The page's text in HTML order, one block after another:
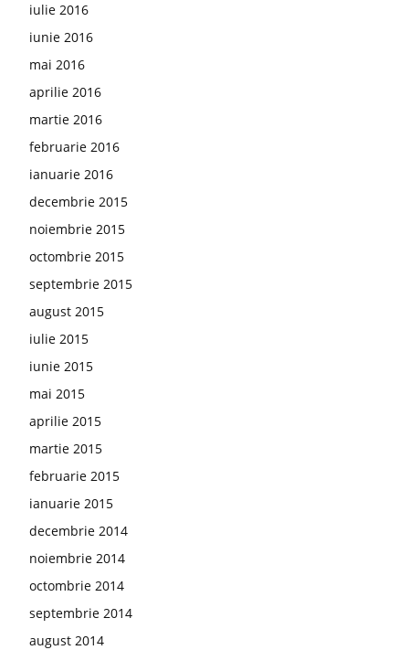
iulie 2016
iunie 2016
mai 2016
aprilie 2016
martie 2016
februarie 2016
ianuarie 2016
decembrie 2015
noiembrie 2015
octombrie 2015
septembrie 2015
august 2015
iulie 2015
iunie 2015
mai 2015
aprilie 2015
martie 2015
februarie 2015
ianuarie 2015
decembrie 2014
noiembrie 2014
octombrie 2014
septembrie 2014
august 2014